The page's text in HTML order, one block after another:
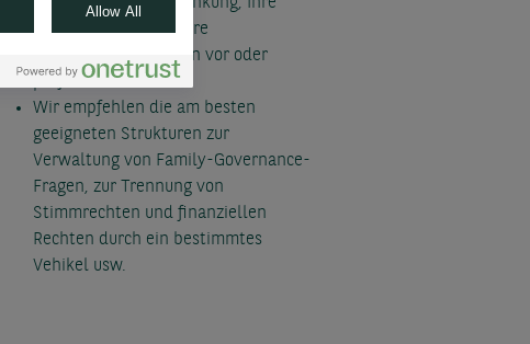
Altersvorsorge und Ihre
Lebensversicherungen vor oder
prüfen diese.
Wir empfehlen die am besten
geeigneten Strukturen zur
Verwaltung von Family-Governance-
Fragen, zur Trennung von
Stimmrechten und finanziellen
Rechten durch ein bestimmtes
Vehikel usw.
Allow All